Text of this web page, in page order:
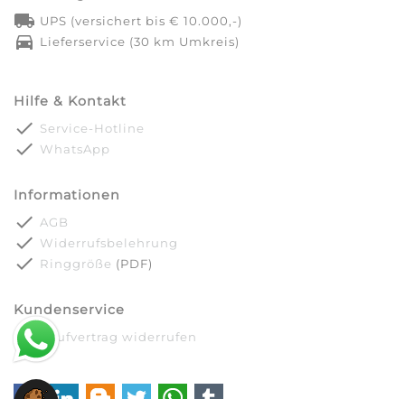
local_shipping UPS (versichert bis € 10.000,-)
directions_car Lieferservice (30 km Umkreis)
Hilfe & Kontakt
done Service-Hotline
done WhatsApp
Informationen
done AGB
done Widerrufsbelehrung
done Ringgröße (PDF)
Kundenservice
done Kaufvertrag widerrufen